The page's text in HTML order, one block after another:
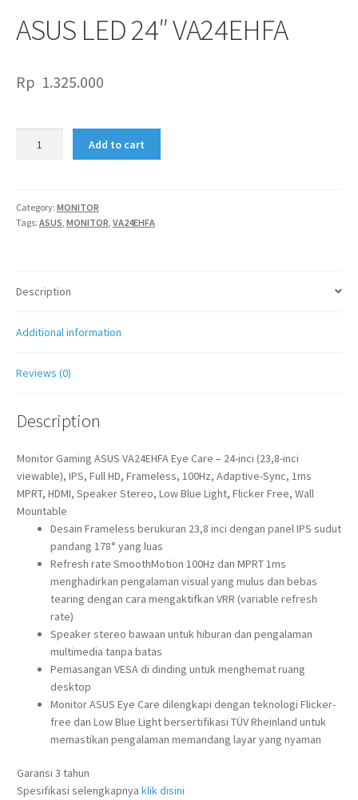
ASUS LED 24″ VA24EHFA
Rp 1.325.000
quantity
Add to cart
Category: MONITOR
Tags: ASUS, MONITOR, VA24EHFA
Description
Additional information
Reviews (0)
Description
Monitor Gaming ASUS VA24EHFA Eye Care – 24-inci (23,8-inci
viewable), IPS, Full HD, Frameless, 100Hz, Adaptive-Sync, 1ms
MPRT, HDMI, Speaker Stereo, Low Blue Light, Flicker Free, Wall
Mountable
Desain Frameless berukuran 23,8 inci dengan panel IPS sudut
pandang 178° yang luas
Refresh rate SmoothMotion 100Hz dan MPRT 1ms
menghadirkan pengalaman visual yang mulus dan bebas
tearing dengan cara mengaktifkan VRR (variable refresh
rate)
Speaker stereo bawaan untuk hiburan dan pengalaman
multimedia tanpa batas
Pemasangan VESA di dinding untuk menghemat ruang
desktop
Monitor ASUS Eye Care dilengkapi dengan teknologi Flicker-
free dan Low Blue Light bersertifikasi TÜV Rheinland untuk
memastikan pengalaman memandang layar yang nyaman
Garansi 3 tahun
Spesifikasi selengkapnya klik disini